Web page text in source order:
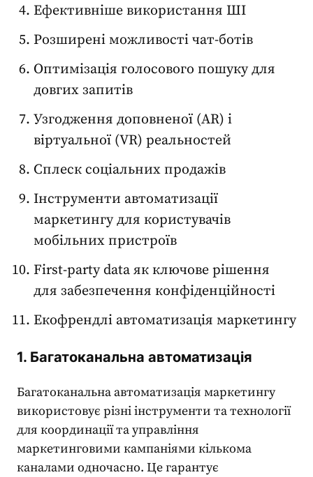
Ефективніше використання ШІ
Розширені можливості чат-ботів
Оптимізація голосового пошуку для
довгих запитів
Узгодження доповненої (AR) і
віртуальної (VR) реальностей
Сплеск соціальних продажів
Інструменти автоматизації
маркетингу для користувачів
мобільних пристроїв
First-party data як ключове рішення
для забезпечення конфіденційності
Екофрендлі автоматизація маркетингу
1. Багатоканальна автоматизація
Багатоканальна автоматизація маркетингу
використовує різні інструменти та технології
для координації та управління
маркетинговими кампаніями кількома
каналами одночасно. Це гарантує